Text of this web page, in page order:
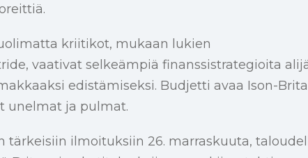
kriitikot, mukaan lukien
vaativat selkeämpiä finanssistrategioita
edistämiseksi. Budjetti avaa Ison-
unelmat ja pulmat.
tärkeisiin ilmoituksiin 26. marraskuuta,